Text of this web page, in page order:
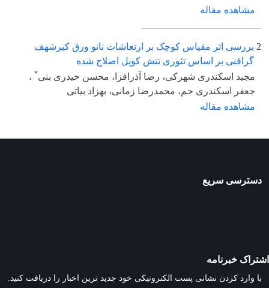
مشاهده مقاله
2 بررسی اثر مقیاس کوچک بر ارتعاشات نانو ورق کیرشهف
گرافنی بر اساس تئوری تنش کوپل اصلاح شده
مجید اسکندری شهرکی، رضا آذرافزا، محسن حیدری بنی* ،
جعفر اسکندری جم، محمدرضا زمانی، بهزاد بیاتی
مشاهده مقاله
دسترسی سریع
اشتراک خبرنامه
با وارد کردن نشانی پست الکترونیکی خود جدید ترین اخبار را دریافت کنید.